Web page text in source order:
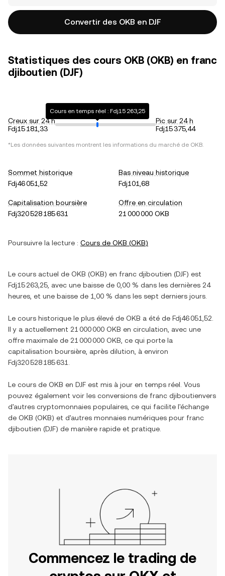
Convertir des OKB en DJF
Statistiques des cours OKB (OKB) en franc
djiboutien (DJF)
Creux sur 24 h
Fdj15 181,33
Cours en temps réel : Fdj15 263,25
Pic sur 24 h
Fdj15 375,44
*Les données suivantes montrent les informations du marché de OKB.
Sommet historique
Fdj46 051,52
Bas niveau historique
Fdj101,68
Capitalisation boursière
Fdj320 528 185 631
Offre en circulation
21 000 000 OKB
Poursuivre la lecture : Cours de OKB (OKB)
Le cours actuel de OKB (OKB) en franc djiboutien (DJF) est
Fdj15 263,25 , avec une baisse de 0,00 % dans les dernières 24
heures, et une baisse de 1,00 % dans les sept derniers jours.
Le cours historique le plus élevé de OKB a été de Fdj46 051,52
Il y a actuellement 21 000 000 OKB en circulation, avec une
offre maximale de 21 000 000 OKB , ce qui porte la
capitalisation boursière, après dilution, à environ
Fdj320 528 185 631
Le cours de OKB en DJF est mis à jour en temps réel. Vous
pouvez également voir les conversions de franc djiboutienvers
d'autres cryptomonnaies populaires, ce qui facilite l'échange
de OKB (OKB) et d'autres monnaies numériques pour franc
djiboutien (DJF) de manière rapide et pratique.
Commencez le trading de